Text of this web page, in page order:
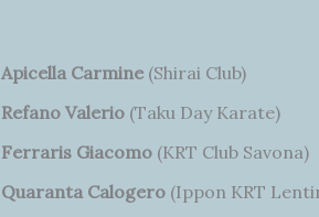
Apicella Carmine (Shirai Club)
Refano Valerio (Taku Day Karate)
Ferraris Giacomo (KRT Club Savona)
Quaranta Calogero (Ippon KRT